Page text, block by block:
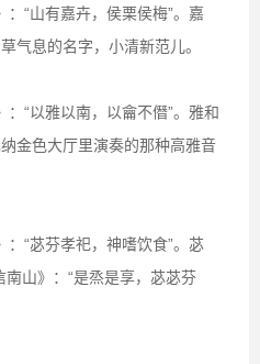
“山有嘉卉，侯栗侯梅”。嘉
气息的名字，小清新范儿。
“以雅以南，以龠不僭”。雅和
金色大厅里演奏的那种高雅音
：“苾芬孝祀，神嗜饮食”。苾
山》：“是烝是享，苾苾芬